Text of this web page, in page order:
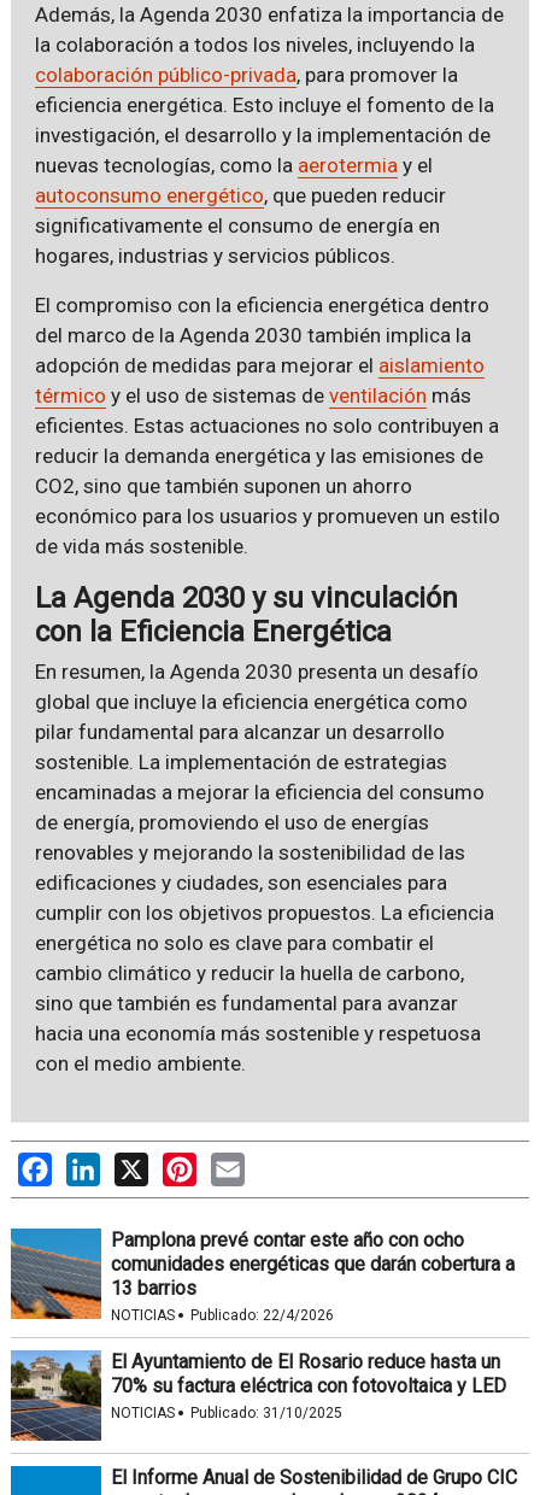
Además, la Agenda 2030 enfatiza la importancia de
la colaboración a todos los niveles, incluyendo la
colaboración público-privada, para promover la
eficiencia energética. Esto incluye el fomento de la
investigación, el desarrollo y la implementación de
nuevas tecnologías, como la aerotermia y el
autoconsumo energético, que pueden reducir
significativamente el consumo de energía en
hogares, industrias y servicios públicos.
El compromiso con la eficiencia energética dentro
del marco de la Agenda 2030 también implica la
adopción de medidas para mejorar el aislamiento
térmico y el uso de sistemas de ventilación más
eficientes. Estas actuaciones no solo contribuyen a
reducir la demanda energética y las emisiones de
CO2, sino que también suponen un ahorro
económico para los usuarios y promueven un estilo
de vida más sostenible.
La Agenda 2030 y su vinculación
con la Eficiencia Energética
En resumen, la Agenda 2030 presenta un desafío
global que incluye la eficiencia energética como
pilar fundamental para alcanzar un desarrollo
sostenible. La implementación de estrategias
encaminadas a mejorar la eficiencia del consumo
de energía, promoviendo el uso de energías
renovables y mejorando la sostenibilidad de las
edificaciones y ciudades, son esenciales para
cumplir con los objetivos propuestos. La eficiencia
energética no solo es clave para combatir el
cambio climático y reducir la huella de carbono,
sino que también es fundamental para avanzar
hacia una economía más sostenible y respetuosa
con el medio ambiente.
FacebookLinkedIn
X PinterestEmail
Pamplona prevé contar este año con ocho
comunidades energéticas que darán cobertura a
13 barrios
NOTICIAS · Publicado: 22/4/2026
El Ayuntamiento de El Rosario reduce hasta un
70% su factura eléctrica con fotovoltaica y LED
NOTICIAS · Publicado: 31/10/2025
El Informe Anual de Sostenibilidad de Grupo CIC